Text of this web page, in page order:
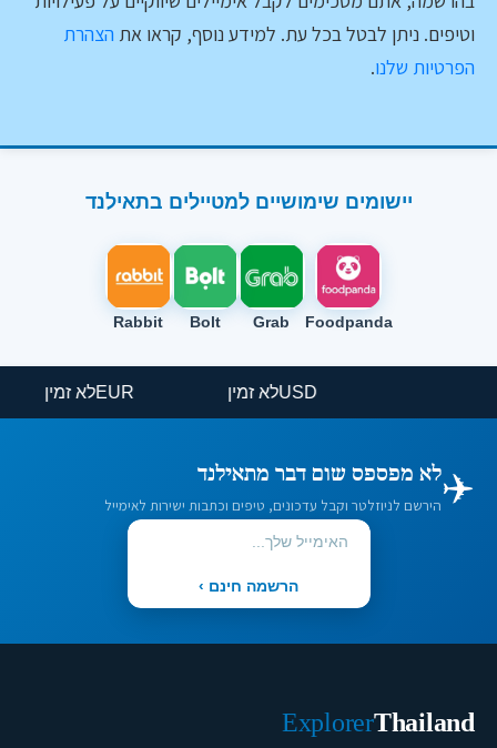
וטיפים. ניתן לבטל בכל עת. למידע נוסף, קראו את הצהרת
הפרטיות שלנו.
יישומים שימושיים למטיילים בתאילנד
Foodpanda
Grab
Bolt
Rabbit
USDלא זמין EURלא זמין
✈️לא מפספס שום דבר מתאילנד
הירשם לניוזלטר וקבל עדכונים, טיפים וכתבות ישירות לאימייל
הרשמה חינם ›
Thailand
Explorer